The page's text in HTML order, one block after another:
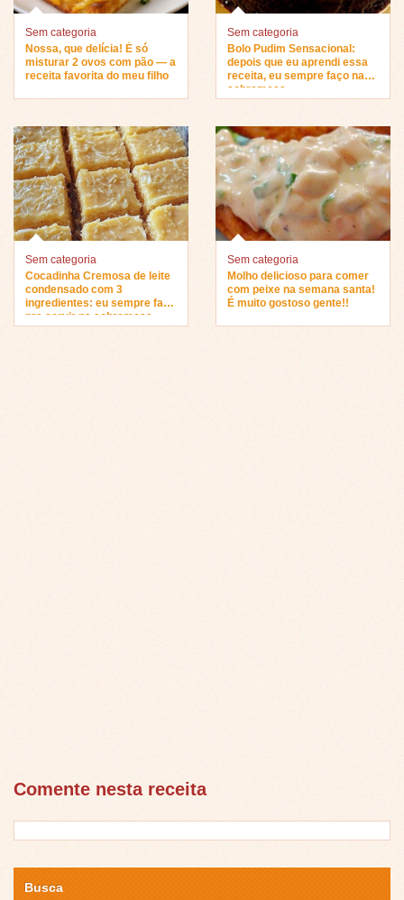
Sem categoria
Nossa, que delícia! É só
misturar 2 ovos com pão — a
receita favorita do meu filho
Sem categoria
Bolo Pudim Sensacional:
depois que eu aprendi essa
receita, eu sempre faço na
sobremesa…
Sem categoria
Cocadinha Cremosa de leite
condensado com 3
ingredientes: eu sempre faço
pra servir na sobremesa…
Sem categoria
Molho delicioso para comer
com peixe na semana santa!
É muito gostoso gente!!
Comente nesta receita
Busca